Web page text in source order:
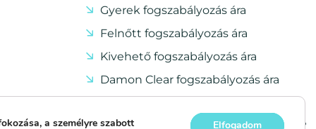
Gyerek fogszabályozás ára
Felnőtt fogszabályozás ára
Kivehető fogszabályozás ára
Damon Clear fogszabályozás ára
Mikor van szükség fogszabályozásra?
a személyre szabott Elfogadom